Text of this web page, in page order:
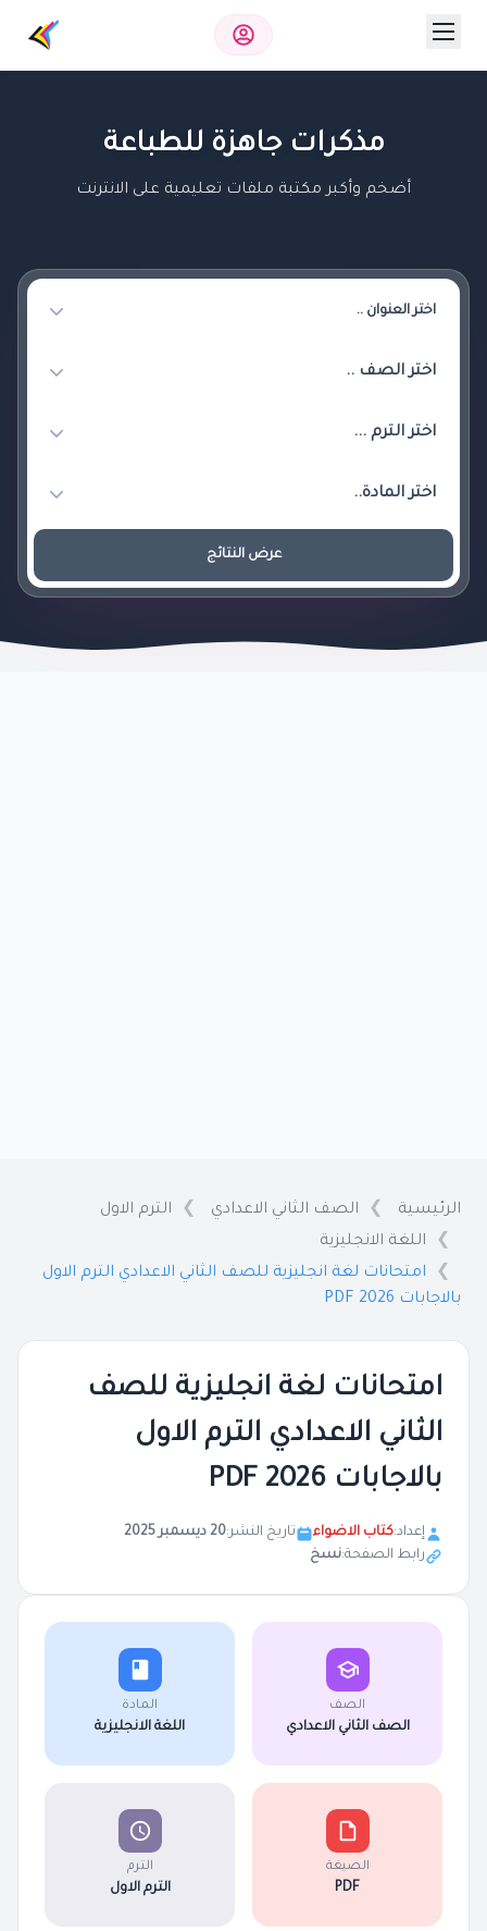
مذكرات جاهزة للطباعة
أضخم وأكبر مكتبة ملفات تعليمية على الانترنت
عرض النتائج
الرئيسية الصف الثاني الاعدادي
الترم الاول
اللغة الانجليزية
امتحانات لغة انجليزية للصف الثاني الاعدادي الترم الاول
بالاجابات 2026 PDF
امتحانات لغة انجليزية للصف
الثاني الاعدادي الترم الاول
بالاجابات 2026 PDF
إعداد:كتاب الاضواء تاريخ النشر:20 ديسمبر 2025
رابط الصفحة:نسخ
الصف
الصف الثاني الاعدادي
المادة
اللغة الانجليزية
الصيغة
PDF
الترم
الترم الاول